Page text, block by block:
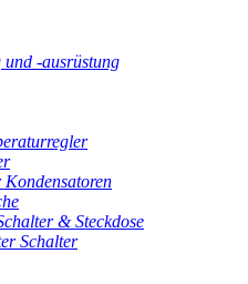
und -ausrüstung
& Steckdose
Schalter